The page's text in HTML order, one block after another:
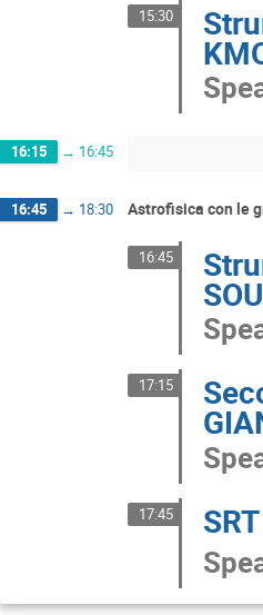
15:30
16:15 → 16:45
16:45 → 18:30 Astrofisica con le
16:45
17:15
17:45